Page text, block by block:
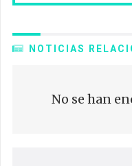
NOTICIAS
No se han